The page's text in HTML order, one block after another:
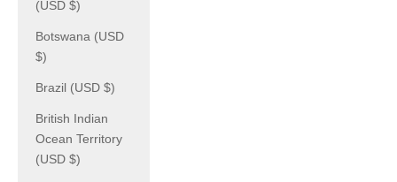
(USD $)
Botswana (USD
$)
Brazil (USD $)
British Indian
Ocean Territory
(USD $)